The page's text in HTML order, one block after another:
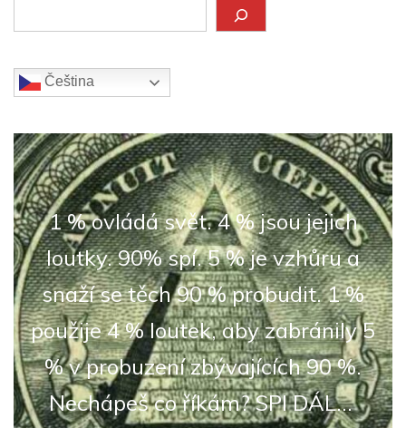
Čeština‎
1 % ovládá svět. 4 % jsou jejich
loutky. 90% spí. 5 % je vzhůru a
snaží se těch 90 % probudit. 1 %
použije 4 % loutek, aby zabránily 5
% v probuzení zbývajících 90 %.
Nechápeš co říkám? SPI DÁL...